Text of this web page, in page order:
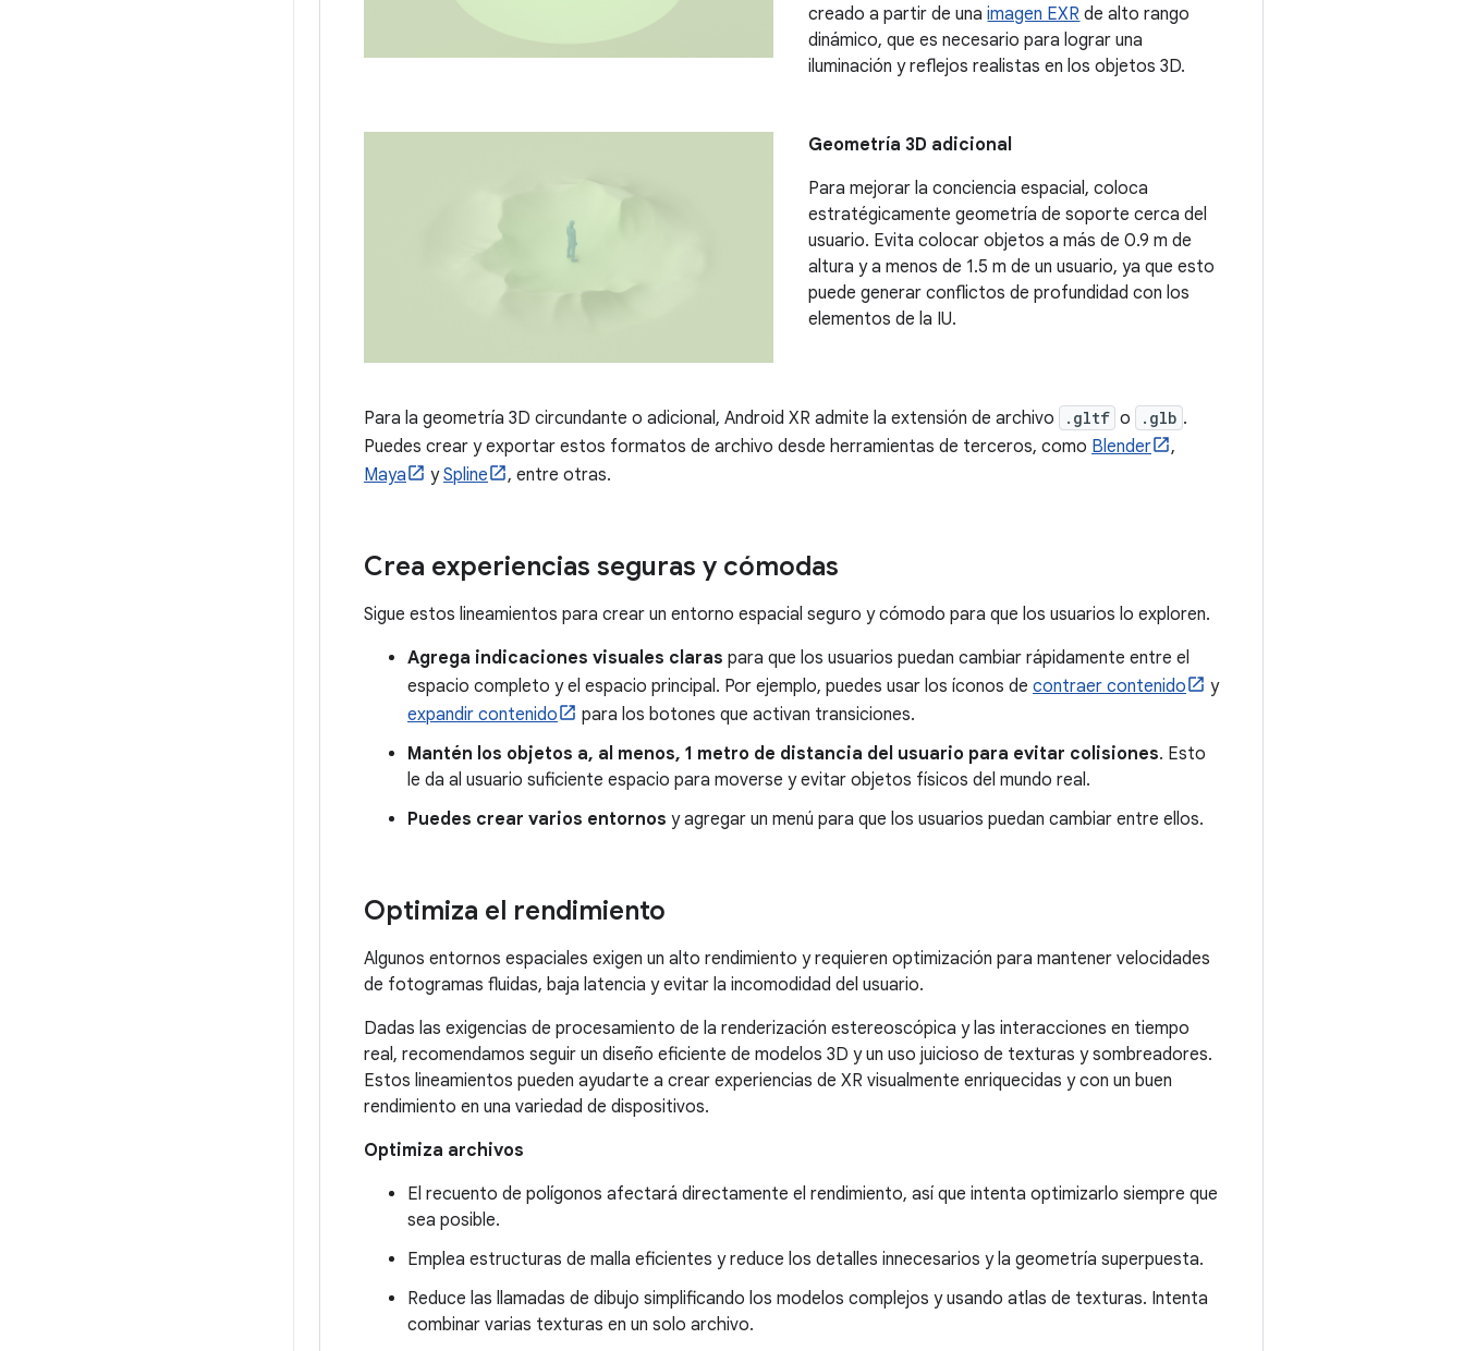
creado a partir de unaimagen EXR de alto rango
dinámico, que es necesario para lograr una
iluminación y reflejos realistas en los objetos 3D.
Geometría 3D adicional
Para mejorar la conciencia espacial, coloca
estratégicamente geometría de soporte cerca del
usuario. Evita colocar objetos a más de 0.9 m de
altura y a menos de 1.5 m de un usuario, ya que esto
puede generar conflictos de profundidad con los
elementos de la IU.
Para la geometría 3D circundante o adicional, Android XR admite la extensión de archivo .gltf o .glb .
Puedes crear y exportar estos formatos de archivo desde herramientas de terceros, como Blender
,
Maya
ySpline , entre otras.
Crea experiencias seguras y cómodas
Sigue estos lineamientos para crear un entorno espacial seguro y cómodo para que los usuarios lo exploren.
Agrega indicaciones visuales claras para que los usuarios puedan cambiar rápidamente entre el
espacio completo y el espacio principal. Por ejemplo, puedes usar los íconos de contraer contenido
y
expandir contenido
para los botones que activan transiciones.
Mantén los objetos a, al menos, 1 metro de distancia del usuario para evitar colisiones. Esto
le da al usuario suficiente espacio para moverse y evitar objetos físicos del mundo real.
Puedes crear varios entornos y agregar un menú para que los usuarios puedan cambiar entre ellos.
Optimiza el rendimiento
Algunos entornos espaciales exigen un alto rendimiento y requieren optimización para mantener velocidades
de fotogramas fluidas, baja latencia y evitar la incomodidad del usuario.
Dadas las exigencias de procesamiento de la renderización estereoscópica y las interacciones en tiempo
real, recomendamos seguir un diseño eficiente de modelos 3D y un uso juicioso de texturas y sombreadores.
Estos lineamientos pueden ayudarte a crear experiencias de XR visualmente enriquecidas y con un buen
rendimiento en una variedad de dispositivos.
Optimiza archivos
El recuento de polígonos afectará directamente el rendimiento, así que intenta optimizarlo siempre que
sea posible.
Emplea estructuras de malla eficientes y reduce los detalles innecesarios y la geometría superpuesta.
Reduce las llamadas de dibujo simplificando los modelos complejos y usando atlas de texturas. Intenta
combinar varias texturas en un solo archivo.